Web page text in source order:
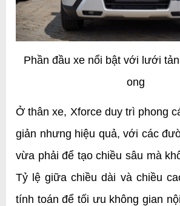
Phần đầu xe nổi bật với lưới
ong
Ở thân xe, Xforce duy trì phong
giản nhưng hiệu quả, với các
vừa phải để tạo chiều sâu mà
Tỷ lệ giữa chiều dài và chiều
tính toán để tối ưu không gian